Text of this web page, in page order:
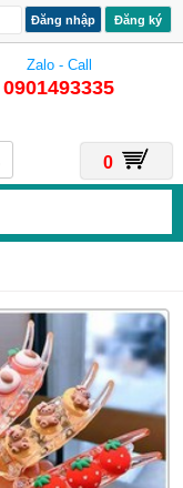
Đăng ký
Zalo - Call
0901493335
0